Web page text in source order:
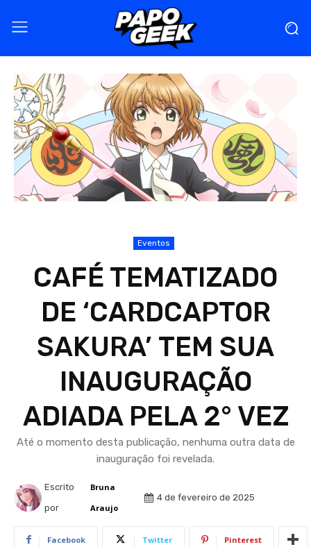
Eventos
CAFÉ TEMATIZADO
DE ‘CARDCAPTOR
SAKURA’ TEM SUA
INAUGURAÇÃO
ADIADA PELA 2° VEZ
Até o momento desta publicação, nenhuma outra data de
inauguração foi revelada.
Escrito
por
Bruna
Araujo
4 de fevereiro de 2025
Facebook Twitter Pinterest